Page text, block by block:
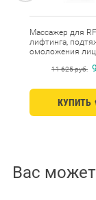
Массажер для
лифтинга,
омоложения
11 625 руб.
КУПИТЬ
Вас